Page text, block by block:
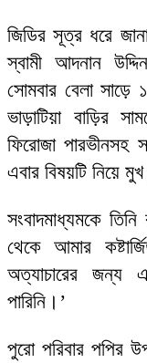
জিডির সূত্র ধরে
স্বামী আদনান
সোমবার বেলা সাড়ে
ভাড়াটিয়া বাড়ির
ফিরোজা পারভীনসহ
এবার বিষয়টি নিয়ে
সংবাদমাধ্যমকে
থেকে আমার
অত্যাচারের
পারিনি।’
পুরো পরিবার পপির